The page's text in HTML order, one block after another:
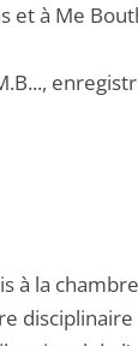
à Me
à la